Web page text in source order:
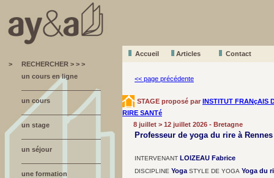
Accueil Articles
Contact
>
RECHERCHER > > >
un cours en ligne
un cours
un stage
un séjour
une formation
<< page précédente
STAGE proposé par INSTITUT FRANçAIS
RIRE SANTé
8 juillet > 12 juillet 2026 - Bretagne
Professeur de yoga du rire à Rennes
INTERVENANT LOIZEAU Fabrice
DISCIPLINE Yoga STYLE DE YOGA Yoga du